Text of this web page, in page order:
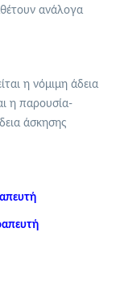
ανάλογα
η νόμιμη άδεια
η παρουσία-
άσκησης